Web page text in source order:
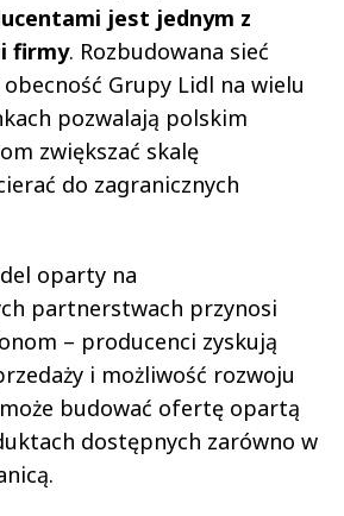
jest jednym z
firmy. Rozbudowana sieć
Grupy Lidl na wielu
pozwalają polskim
zwiększać skalę
do zagranicznych
oparty na
partnerstwach przynosi
– producenci zyskują
i możliwość rozwoju
budować ofertę opartą
dostępnych zarówno w